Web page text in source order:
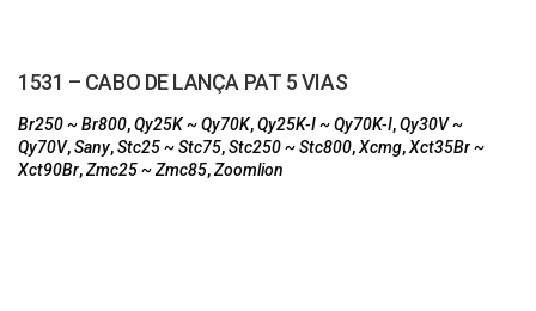
1531 – CABO DE LANÇA PAT 5 VIAS
Br250 ~ Br800,Qy25K ~ Qy70K,Qy25K-I ~ Qy70K-I,Qy30V ~
Qy70V,Sany,Stc25 ~ Stc75,Stc250 ~ Stc800,Xcmg,Xct35Br ~
Xct90Br,Zmc25 ~ Zmc85,Zoomlion